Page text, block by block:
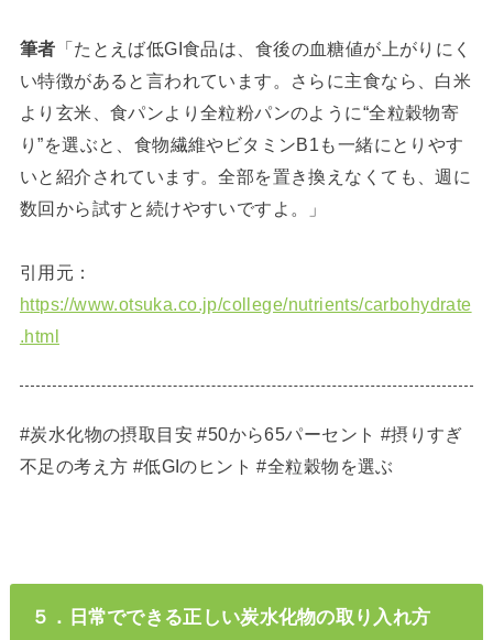
筆者 「たとえば低GI食品は、食後の血糖値が上がりにく
い特徴があると言われています。さらに主食なら、白米
より玄米、食パンより全粒粉パンのように“全粒穀物寄
り”を選ぶと、食物繊維やビタミンB1も一緒にとりやす
いと紹介されています。全部を置き換えなくても、週に
数回から試すと続けやすいですよ。」
引用元：
https://www.otsuka.co.jp/college/nutrients/carbohydrate
.html
#炭水化物の摂取目安 #50から65パーセント #摂りすぎ
不足の考え方 #低GIのヒント #全粒穀物を選ぶ
５．日常でできる正しい炭水化物の取り入れ方